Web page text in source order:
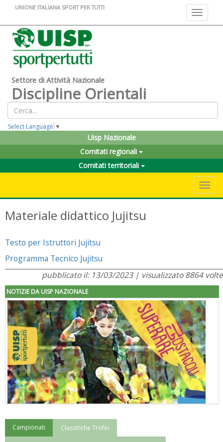
Toggle
UNIONE ITALIANA SPORT PER TUTTI
Settore di Attività Nazionale
Discipline Orientali
Select Language ▼
Uisp Nazionale
Comitati regionali
Comitati territoriali
Materiale didattico Jujitsu
Testo per Istruttori Jujitsu
Programma Tecnico Jujitsu
pubblicato il: 13/03/2023 | visualizzato 8864 volte
NOTIZIE DA UISP NAZIONALE
"Superare gli ostacoli": la relazione di Tiziano Pesce al CN Uisp
Campionati Classifiche Trofei